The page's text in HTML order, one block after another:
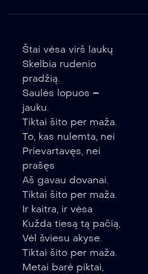
Štai vėsa virš laukų
Skelbia rudenio
pradžią.
Saulės lopuos –
jauku.
Tiktai šito per maža.
To, kas nulemta, nei
Prievartavęs, nei
prašęs
Aš gavau dovanai.
Tiktai šito per maža.
Ir kaitra, ir vėsa
Kužda tiesą tą pačią,
Vėl šviesu akyse.
Tiktai šito per maža.
Metai barė piktai,